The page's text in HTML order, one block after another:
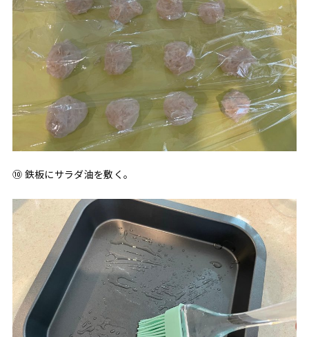
⑩ 鉄板にサラダ油を敷く。